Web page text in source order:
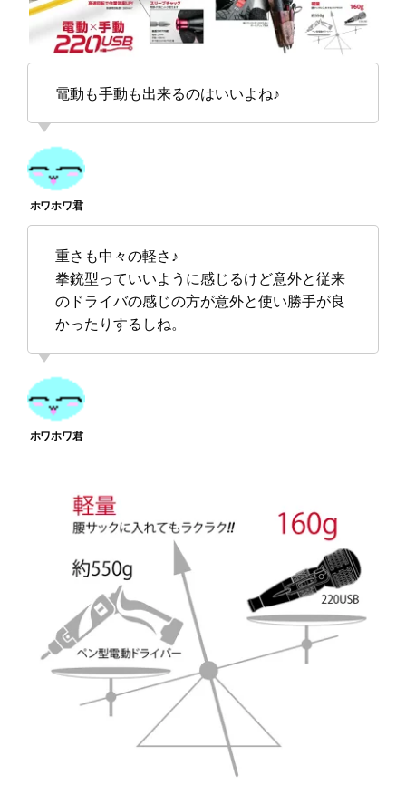
電動も手動も出来るのはいいよね♪
重さも中々の軽さ♪
拳銃型っていいように感じるけど意外と従来
のドライバの感じの方が意外と使い勝手が良
かったりするしね。